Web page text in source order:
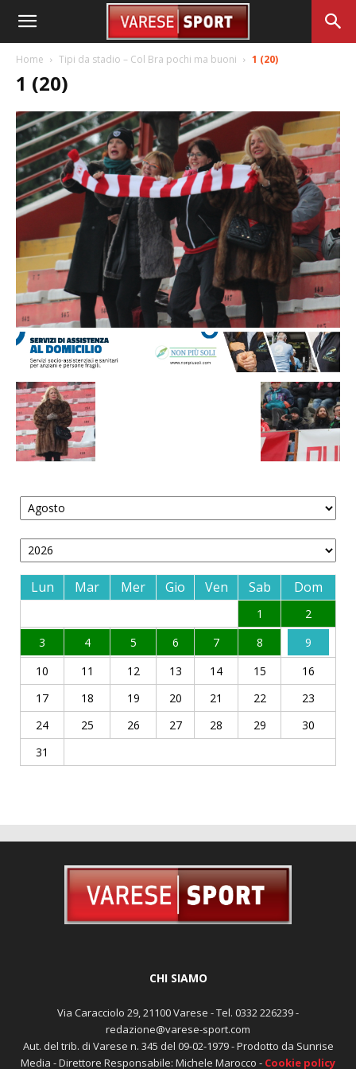
Home Tipi da stadio – Col Bra pochi ma buoni 1 (20)
1 (20)
Lun Mar Mer Gio Ven Sab Dom
1
2
3
4 5 6 7 8
9
10
11 12 13 14 15
16
17
18 19 20 21 22
23
24
25 26 27 28 29
30
31
CHI SIAMO
Via Caracciolo 29, 21100 Varese - Tel. 0332 226239 -
redazione@varese-sport.com
Aut. del trib. di Varese n. 345 del 09-02-1979 - Prodotto da Sunrise
Media - Direttore Responsabile: Michele Marocco - Cookie policy